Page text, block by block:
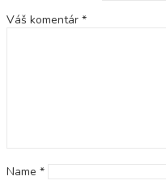
Váš komentár *
Name *